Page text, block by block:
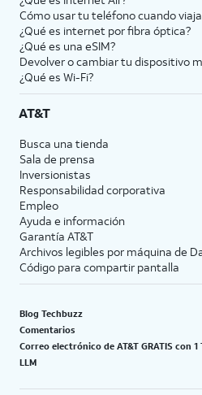
Cómo usar tu teléfono cuando
¿Qué es internet por fibra óptica?
¿Qué es una eSIM?
Devolver o cambiar tu dispositivo
¿Qué es Wi-Fi?
AT&T
Busca una tienda
Sala de prensa
Inversionistas
Responsabilidad corporativa
Empleo
Ayuda e información
Garantía AT&T
Archivos legibles por máquina de
Código para compartir pantalla
Blog Techbuzz
Comentarios
Correo electrónico de AT&T GRATIS con
LLM